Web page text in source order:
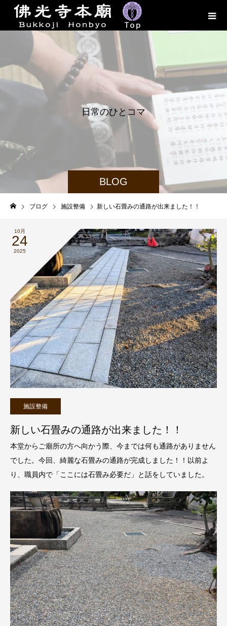
BLOG
日常のひ と コマ
ブログ 施設整備 新しい石畳みの通路が出来ました！！
10月
24
2025
施設整備
新しい石畳みの通路が出来ました！！
本堂からご廟所の方へ向かう際、今までは何も通路がありません
でした。今回、綺麗な石畳みの通路が完成しました！！以前よ
り、職員内で「ここには石畳み必要だ」と話をしていました。